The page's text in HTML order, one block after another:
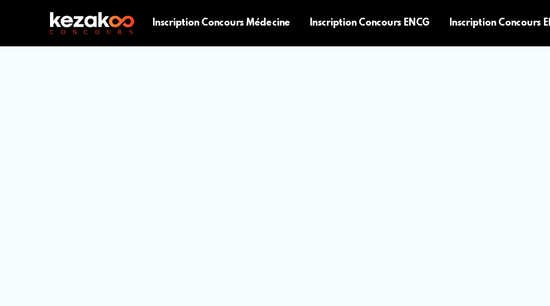
Inscription Concours Médecine Inscription Concours ENCG Inscription Concours